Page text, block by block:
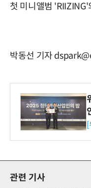
첫 미니앨범
박동선 기자
관련 기사